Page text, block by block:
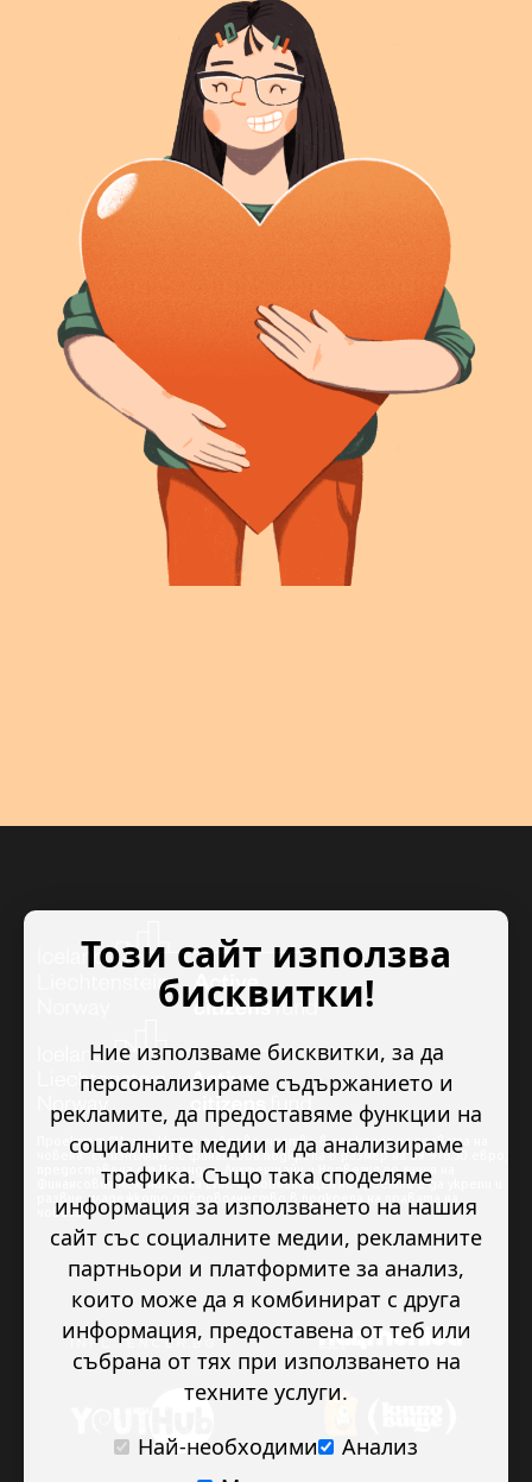
Проектът “Младежкото доброволчество в подкрепа на правата на
човека” се изпълнява с финансова подкрепа в размер на 89 978.50 евро,
предоставена от Исландия, Лихтенщайн и Норвегия по линия на
Финансовия механизъм на ЕИП. Основната цел на проекта е да укрепи и
развие младежкото доброволчество в подкрепа на правата на
човека.
Този сайт използва
бисквитки!
Ние използваме бисквитки, за да
персонализираме съдържанието и
рекламите, да предоставяме функции на
социалните медии и да анализираме
трафика. Също така споделяме
информация за използването на нашия
сайт със социалните медии, рекламните
партньори и платформите за анализ,
които може да я комбинират с друга
информация, предоставена от теб или
събрана от тях при използването на
техните услуги.
Най-необходими
Анализ